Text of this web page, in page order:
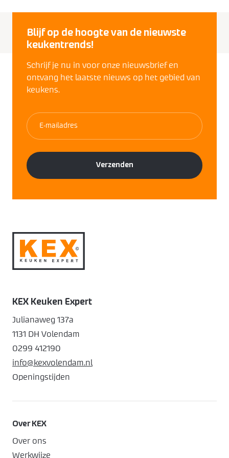
Blijf op de hoogte van de nieuwste
keukentrends!
Schrijf je nu in voor onze nieuwsbrief en
ontvang het laatste nieuws op het gebied van
keukens.
Over KEX
Over ons
Werkwijze
KEX Keuken Expert
Julianaweg 137a
1131 DH Volendam
0299 412190
info@kexvolendam.nl
Openingstijden